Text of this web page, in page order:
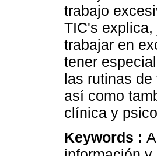
trabajo
TIC's
trabajar en
tener
las rutinas
así como
clínica y
Keywords :